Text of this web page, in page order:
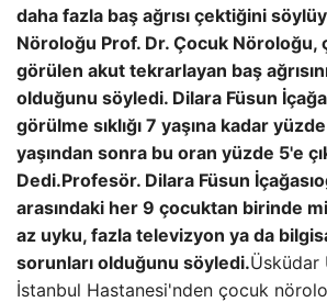
daha fazla baş ağrısı çektiğini
Nöroloğu Prof. Dr. Çocuk Nöroloğu,
görülen akut tekrarlayan baş
olduğunu söyledi. Dilara Füsun
görülme sıklığı 7 yaşına kadar
yaşından sonra bu oran yüzde 5'e
Dedi.Profesör. Dilara Füsun
arasındaki her 9 çocuktan birinde
az uyku, fazla televizyon ya da
sorunları olduğunu söyledi.Üsküdar
İstanbul Hastanesi'nden çocuk